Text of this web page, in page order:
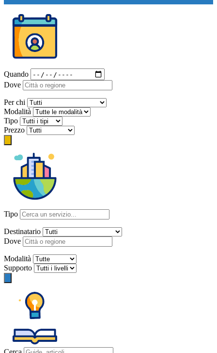
Quando
Dove
Per chi
Modalità
Tipo
Prezzo
Tipo
Destinatario
Dove
Modalità
Supporto